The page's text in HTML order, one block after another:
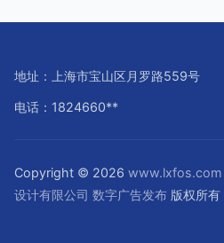
地址：上海市宝山区月罗路559号
电话：1824660**
Copyright © 2026 www.lxfos.com
设计有限公司 数字广告发布 版权所有